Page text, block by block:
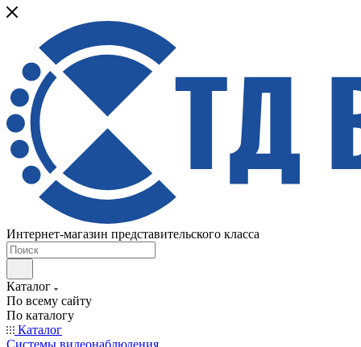
Интернет-магазин представительского класса
Каталог
По всему сайту
По каталогу
Каталог
Системы видеонаблюдения